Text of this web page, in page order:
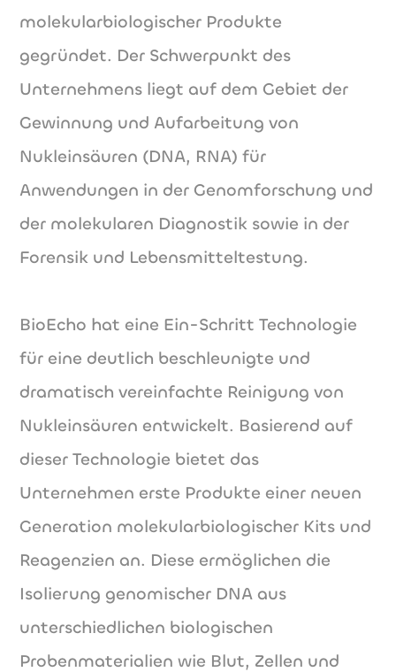
molekularbiologischer Produkte
gegründet. Der Schwerpunkt des
Unternehmens liegt auf dem Gebiet der
Gewinnung und Aufarbeitung von
Nukleinsäuren (DNA, RNA) für
Anwendungen in der Genomforschung und
der molekularen Diagnostik sowie in der
Forensik und Lebensmitteltestung.
BioEcho hat eine Ein-Schritt Technologie
für eine deutlich beschleunigte und
dramatisch vereinfachte Reinigung von
Nukleinsäuren entwickelt. Basierend auf
dieser Technologie bietet das
Unternehmen erste Produkte einer neuen
Generation molekularbiologischer Kits und
Reagenzien an. Diese ermöglichen die
Isolierung genomischer DNA aus
unterschiedlichen biologischen
Probenmaterialien wie Blut, Zellen und